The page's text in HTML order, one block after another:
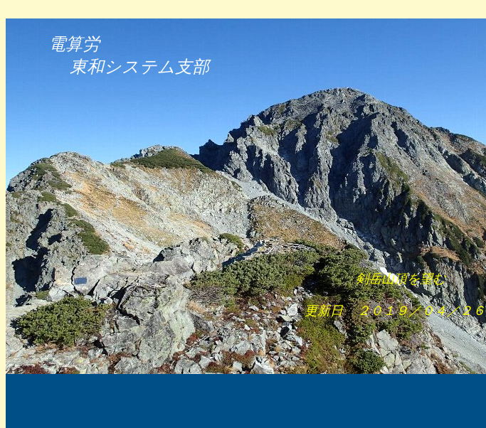
電算労
東和システム支部
剣岳山頂を望む
更新日    ２０１９／０４／２６